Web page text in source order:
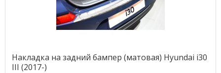
Накладка на задний бампер (матовая) Hyundai i30
III (2017-)